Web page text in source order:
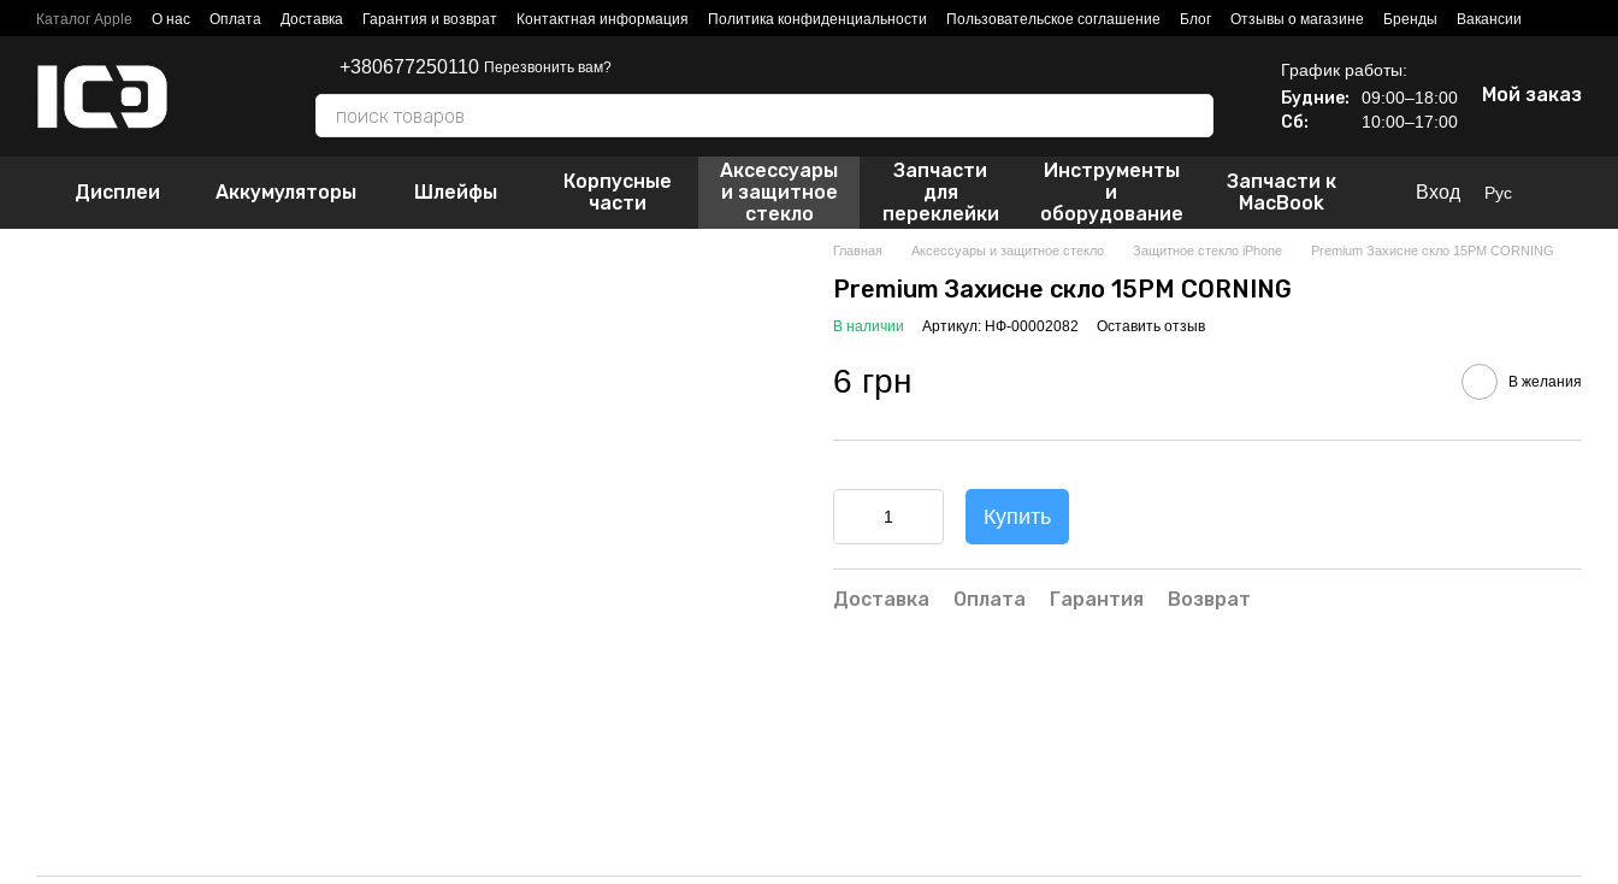
Перейти к основному контенту
Каталог Apple О нас Оплата Доставка Гарантия и возврат Контактная информация Политика конфиденциальности Пользовательское соглашение Блог Отзывы о магазине Бренды Вакансии
+380677250110 Перезвонить вам? График работы:
Будние: 09:00–18:00
Сб: 10:00–17:00
Мой заказ
Дисплеи Аккумуляторы Шлейфы
Корпусные
части
Аксессуары
и защитное
стекло
Запчасти
для
переклейки
Инструменты
и
оборудование
Запчасти к
MacBook
Вход Рус
Главная Аксессуары и защитное стекло Защитное стекло iPhone Premium Захисне скло 15PM CORNING
Premium Захисне скло 15PM CORNING
В наличии Артикул: НФ-00002082 Оставить отзыв
6 грн В желания
Купить
Доставка Оплата Гарантия Возврат